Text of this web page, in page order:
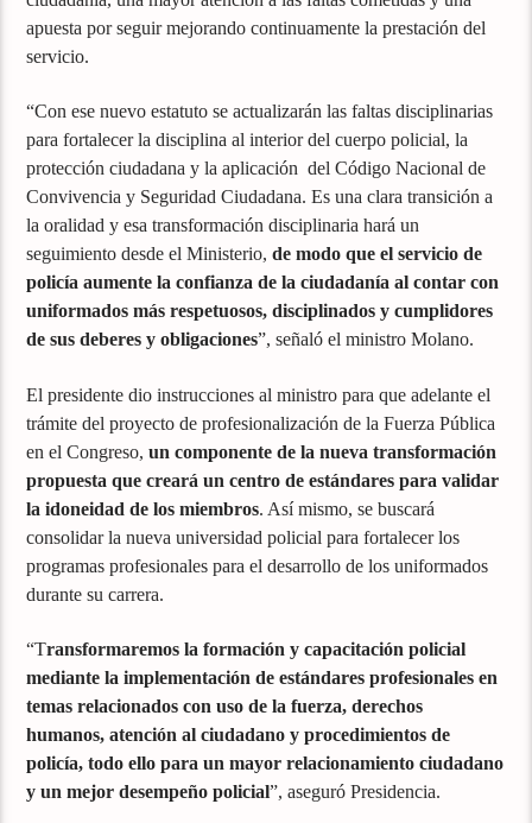
apuesta por seguir mejorando continuamente la prestación del
servicio.
“Con ese nuevo estatuto se actualizarán las faltas disciplinarias
para fortalecer la disciplina al interior del cuerpo policial, la
protección ciudadana y la aplicación del Código Nacional de
Convivencia y Seguridad Ciudadana. Es una clara transición a
la oralidad y esa transformación disciplinaria hará un
seguimiento desde el Ministerio,de modo que el servicio de
policía aumente la confianza de la ciudadanía al contar con
uniformados más respetuosos, disciplinados y cumplidores
de sus deberes y obligaciones”, señaló el ministro Molano.
El presidente dio instrucciones al ministro para que adelante el
trámite del proyecto de profesionalización de la Fuerza Pública
en el Congreso,un componente de la nueva transformación
propuesta que creará un centro de estándares para validar
la idoneidad de los miembros. Así mismo, se buscará
consolidar la nueva universidad policial para fortalecer los
programas profesionales para el desarrollo de los uniformados
durante su carrera.
“Transformaremos la formación y capacitación policial
mediante la implementación de estándares profesionales en
temas relacionados con uso de la fuerza, derechos
humanos, atención al ciudadano y procedimientos de
policía, todo ello para un mayor relacionamiento ciudadano
y un mejor desempeño policial”, aseguró Presidencia.